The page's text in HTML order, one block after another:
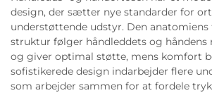
design, der sætter nye standarder for
understøttende udstyr. Den
struktur følger håndleddets og håndens
og giver optimal støtte, mens komfort
sofistikerede design indarbejder flere
som arbejder sammen for at fordele